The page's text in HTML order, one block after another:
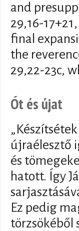
and
29,16-
final
the
29,22-23c,
Ót és újat
újraélesztő
és
hatott. Így
Ez pedig
törzsökéből